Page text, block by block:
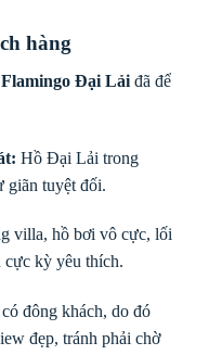
hàng
Flamingo Đại Lải đã để
Hồ Đại Lải trong
giãn tuyệt đối.
villa, hồ bơi vô cực, lối
cực kỳ yêu thích.
đông khách, do đó
đẹp, tránh phải chờ